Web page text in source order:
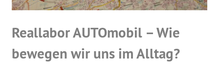
Reallabor AUTOmobil – Wie
bewegen wir uns im Alltag?